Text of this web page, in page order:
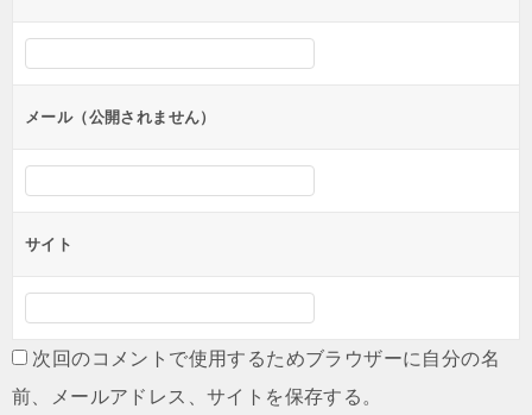
メール（公開されません）
サイト
次回のコメントで使用するためブラウザーに自分の名
前、メールアドレス、サイトを保存する。